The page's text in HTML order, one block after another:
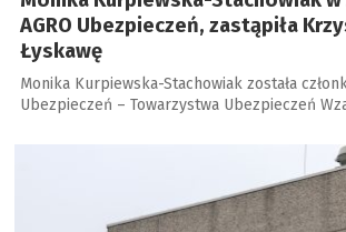
AGRO Ubezpieczeń, zastąpiła
Łyskawę
Monika Kurpiewska-Stachowiak została
Ubezpieczeń – Towarzystwa Ubezpieczeń